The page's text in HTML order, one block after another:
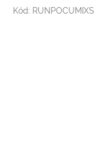
Kód: RUNPOCUMIXS